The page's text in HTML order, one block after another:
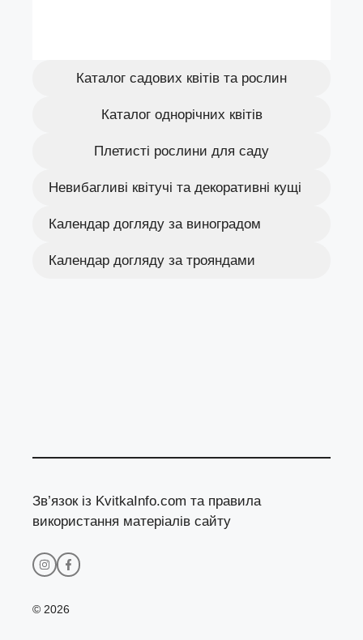
Каталог садових квітів та рослин
Каталог однорічних квітів
Плетисті рослини для саду
Невибагливі квітучі та декоративні кущі
Календар догляду за виноградом
Календар догляду за трояндами
Зв’язок із KvitkaInfo.com та правила
використання матеріалів сайту
© 2026